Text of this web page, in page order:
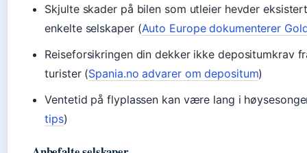
Skjulte skader på bilen som utleier hevder
enkelte selskaper (Auto Europe dokumenterer
Reiseforsikringen din dekker ikke depositumkrav
turister (Spania.no advarer om depositum)
Ventetid på flyplassen kan være lang i
tips)